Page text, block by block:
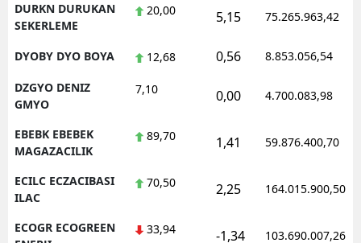
DURKN DURUKAN
SEKERLEME
20,00 5,15 75.265.963,42
DYOBY DYO BOYA 12,68 0,56 8.853.056,54
DZGYO DENIZ
GMYO
7,10 0,00 4.700.083,98
EBEBK EBEBEK
MAGAZACILIK
89,70 1,41 59.876.400,70
ECILC ECZACIBASI
ILAC
70,50 2,25 164.015.900,50
ECOGR ECOGREEN
33,94 -1,34 103.690.007,26